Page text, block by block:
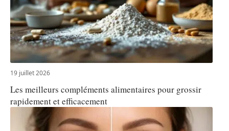
19 juillet 2026
Les meilleurs compléments alimentaires pour grossir
rapidement et efficacement